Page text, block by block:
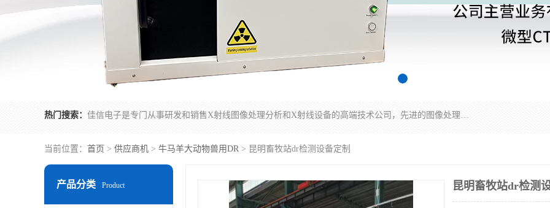
热门搜索： 佳信电子是专门从事研发和销售X射线图像处理分析和X射线设备的高端技术公司，先进的图像处理技术帮助用户更加准确的判断图像，为科研和检测提供可靠保证，现有产品包括电力GIS探伤X射线检测系统，电力耐张线夹探伤X射线检测系统，便携式X射线，兽用图像的增强软件工具包，工业和兽用便携式DR，实验室CT，桌面CT等。
当前位置： 首页 > 供应商机 > 牛马羊大动物兽用DR > 昆明畜牧站dr检测设备定制
产品分类 Product 昆明畜牧站dr检测